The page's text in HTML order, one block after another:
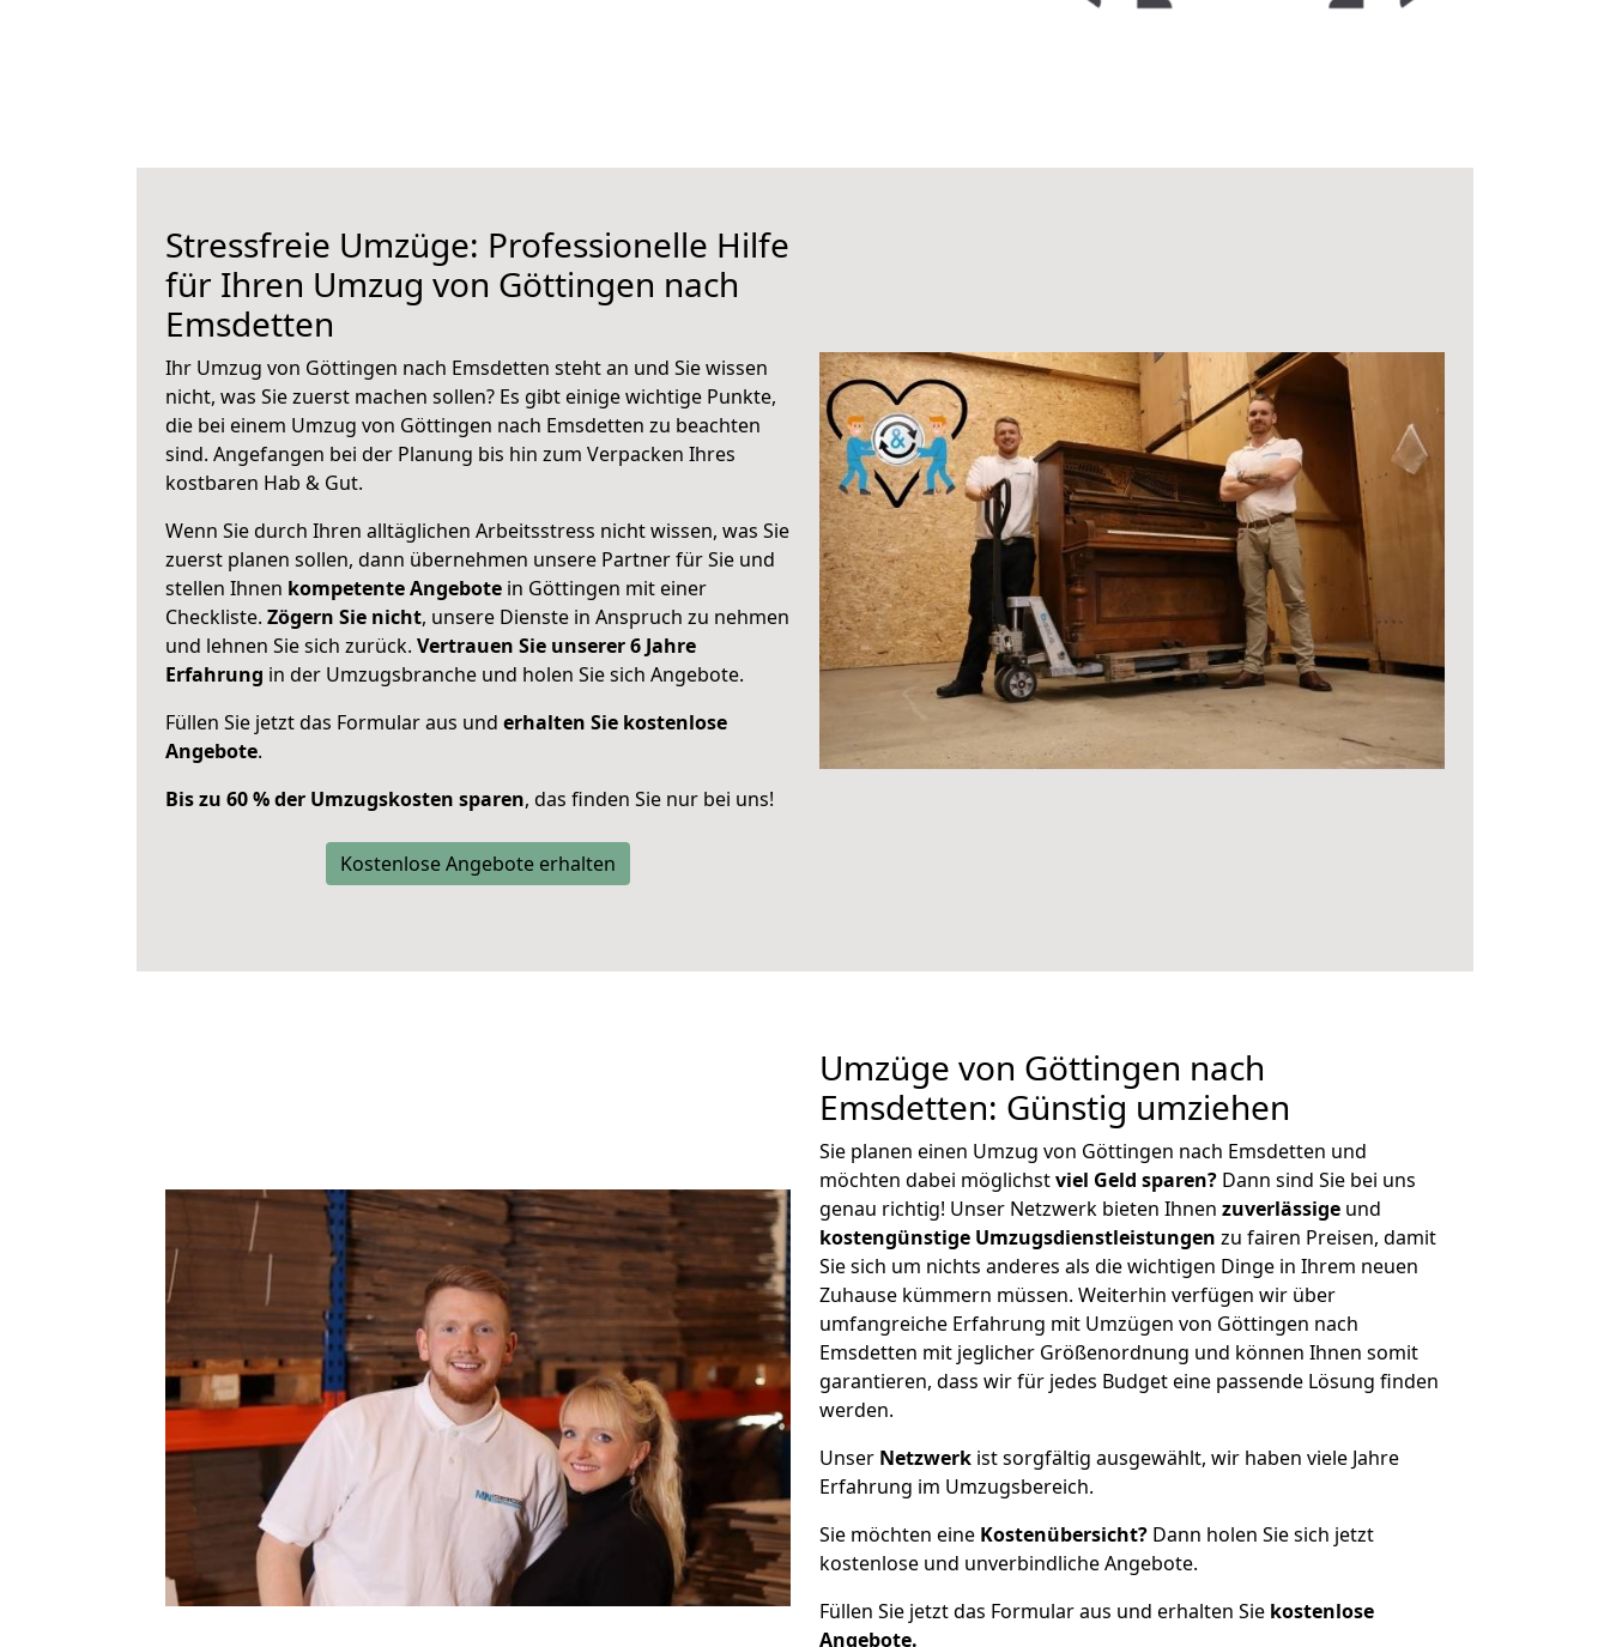
Stressfreie Umzüge: Professionelle Hilfe
für Ihren Umzug von Göttingen nach
Emsdetten
Ihr Umzug von Göttingen nach Emsdetten steht an und Sie wissen
nicht, was Sie zuerst machen sollen? Es gibt einige wichtige Punkte,
die bei einem Umzug von Göttingen nach Emsdetten zu beachten
sind. Angefangen bei der Planung bis hin zum Verpacken Ihres
kostbaren Hab & Gut.
Wenn Sie durch Ihren alltäglichen Arbeitsstress nicht wissen, was Sie
zuerst planen sollen, dann übernehmen unsere Partner für Sie und
stellen Ihnen kompetente Angebote in Göttingen mit einer
Checkliste. Zögern Sie nicht, unsere Dienste in Anspruch zu nehmen
und lehnen Sie sich zurück. Vertrauen Sie unserer 6 Jahre
Erfahrung in der Umzugsbranche und holen Sie sich Angebote.
Füllen Sie jetzt das Formular aus und erhalten Sie kostenlose
Angebote.
Bis zu 60 % der Umzugskosten sparen, das finden Sie nur bei uns!
Kostenlose Angebote erhalten
Umzüge von Göttingen nach
Emsdetten: Günstig umziehen
Sie planen einen Umzug von Göttingen nach Emsdetten und
möchten dabei möglichstviel Geld sparen? Dann sind Sie bei uns
genau richtig! Unser Netzwerk bieten Ihnen zuverlässige und
kostengünstige Umzugsdienstleistungen zu fairen Preisen, damit
Sie sich um nichts anderes als die wichtigen Dinge in Ihrem neuen
Zuhause kümmern müssen. Weiterhin verfügen wir über
umfangreiche Erfahrung mit Umzügen von Göttingen nach
Emsdetten mit jeglicher Größenordnung und können Ihnen somit
garantieren, dass wir für jedes Budget eine passende Lösung finden
werden.
Unser Netzwerk ist sorgfältig ausgewählt, wir haben viele Jahre
Erfahrung im Umzugsbereich.
Sie möchten eine Kostenübersicht? Dann holen Sie sich jetzt
kostenlose und unverbindliche Angebote.
Füllen Sie jetzt das Formular aus und erhalten Sie kostenlose
Angebote.